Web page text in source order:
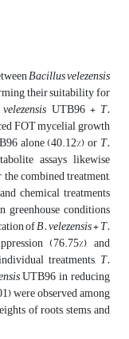
Bacillus velezensis
their suitability for
UTB96 + T.
FOT mycelial growth
alone (40.12%) orT.
assays likewise
combined treatment,
chemical treatments
conditions
ofB. velezensis+T.
(76.75%) and
treatments, T.
UTB96 in reducing
were observed among
of roots, stems, and